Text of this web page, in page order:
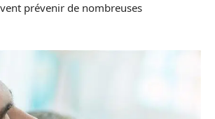
prévenir de nombreuses